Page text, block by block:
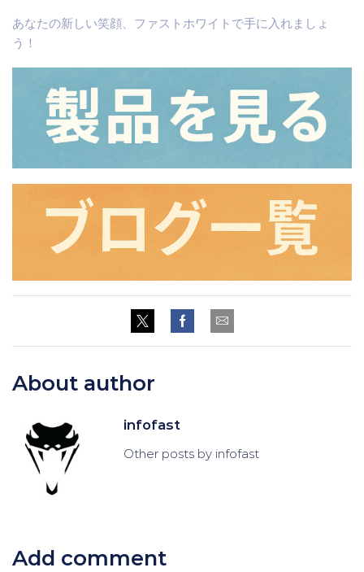
あなたの新しい笑顔、ファストホワイトで手に入れましょ
う！
About author
infofast
Other posts by infofast
Add comment